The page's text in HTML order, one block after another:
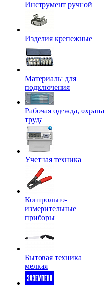
Инструмент ручной
Изделия крепежные
Материалы для
подключения
Рабочая одежда, охрана
труда
Учетная техника
Контрольно-
измерительные
приборы
Бытовая техника
мелкая